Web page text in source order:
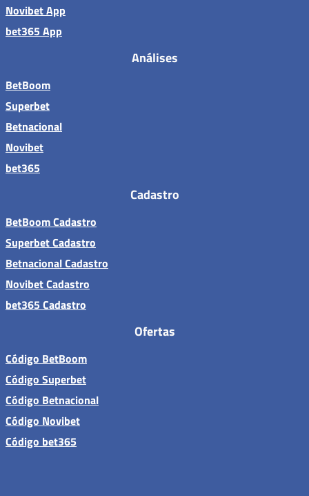
Novibet App
bet365 App
Análises
BetBoom
Superbet
Betnacional
Novibet
bet365
Cadastro
BetBoom Cadastro
Superbet Cadastro
Betnacional Cadastro
Novibet Cadastro
bet365 Cadastro
Ofertas
Código BetBoom
Código Superbet
Código Betnacional
Código Novibet
Código bet365